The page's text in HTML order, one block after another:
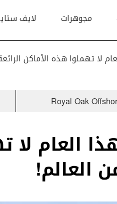
مجوهرات لايف
لا تهملوا هذه الأماكن
العام لا
العالم!